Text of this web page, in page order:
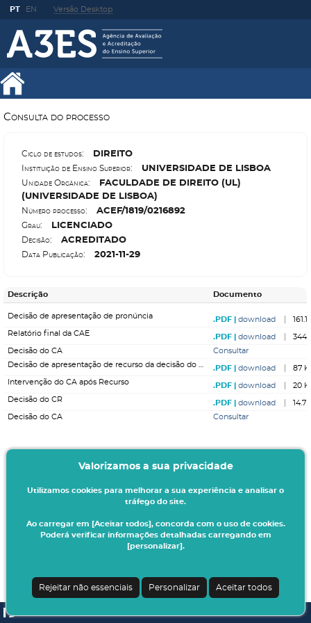
PT EN Versão Desktop
Consulta do processo
Ciclo de estudos: D IREITO
Instituição de Ensino Superior: U NIVERSIDADE DE LISBOA
Unidade Orgânica: FACULDADE DE DIREITO (UL)
(UNIVERSIDADE DE LISBOA)
Número processo: ACEF/1819/0216892
Grau: L ICENCIADO
Decisão: ACREDITADO
Data Publicação: 2021-11-29
Descrição Documento
Decisão de apresentação de pronúncia download
161.1
Relatório final da CAE
download
Decisão do CA
Consultar
download
87
Intervenção do CA após Recurso
download
20
Decisão do CR
download
14.7
Decisão do CA
Consultar
Valorizamos a sua privacidade
Utilizamos cookies para melhorar a sua experiência e analisar o
tráfego do site.
Ao carregar em [Aceitar todos], concorda com o uso de cookies.
Poderá verificar informações detalhadas carregando em
[personalizar].
Rejeitar não essenciais Personalizar Aceitar todos